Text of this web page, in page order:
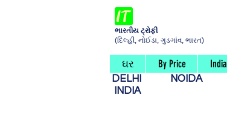
ભારતીય ટ્રોફી
(દિલ્હી, નોઈડા, ગુડગાંવ, ભારત)
ઘર By Price India
DELHI NOIDA
INDIA